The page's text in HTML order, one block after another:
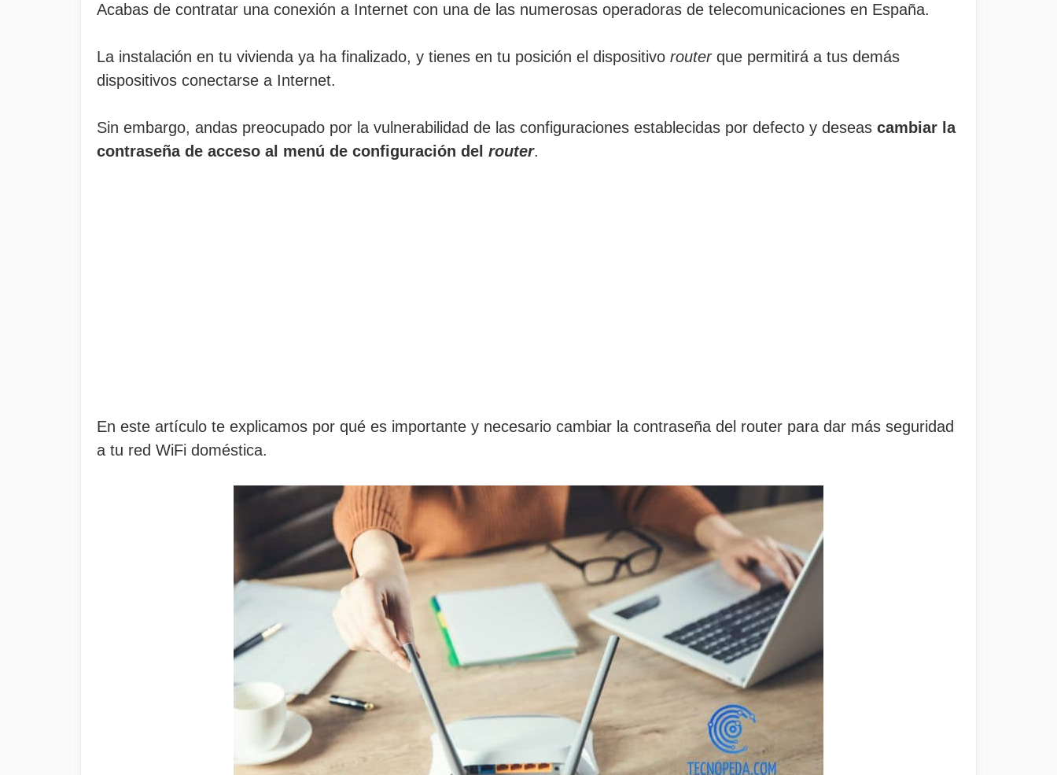
Acabas de contratar una conexión a Internet con una de las numerosas operadoras de telecomunicaciones en España.
La instalación en tu vivienda ya ha finalizado, y tienes en tu posición el dispositivo routerque permitirá a tus demás
dispositivos conectarse a Internet.
Sin embargo, andas preocupado por la vulnerabilidad de las configuraciones establecidas por defecto y deseas cambiar la
contraseña de acceso al menú de configuración del router.
En este artículo te explicamos por qué es importante y necesario cambiar la contraseña del router para dar más seguridad
a tu red WiFi doméstica.